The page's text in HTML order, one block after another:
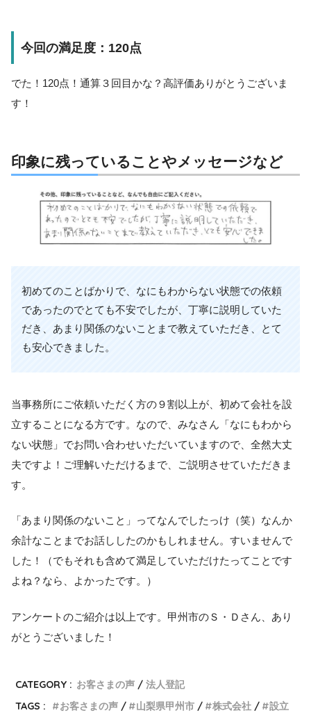
今回の満足度：120点
でた！120点！通算３回目かな？高評価ありがとうございま
す！
印象に残っていることやメッセージなど
初めてのことばかりで、なにもわからない状態での依頼
であったのでとても不安でしたが、丁寧に説明していた
だき、あまり関係のないことまで教えていただき、とて
も安心できました。
当事務所にご依頼いただく方の９割以上が、初めて会社を設
立することになる方です。なので、みなさん「なにもわから
ない状態」でお問い合わせいただいていますので、全然大丈
夫ですよ！ご理解いただけるまで、ご説明させていただきま
す。
「あまり関係のないこと」ってなんでしたっけ（笑）なんか
余計なことまでお話ししたのかもしれません。すいませんで
した！（でもそれも含めて満足していただけたってことです
よね？なら、よかったです。）
アンケートのご紹介は以上です。甲州市のＳ・Ｄさん、あり
がとうございました！
CATEGORY : お客さまの声
法人登記
TAGS :
お客さまの声 山梨県甲州市 株式会社 設立